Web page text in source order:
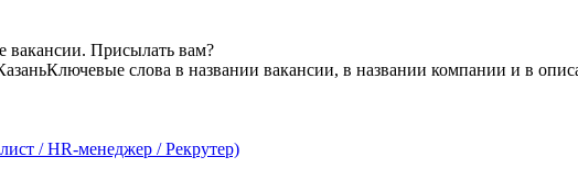
вакансии. Присылать вам?
Ключевые слова в названии вакансии, в названии компании и в
/ HR-менеджер / Рекрутер)